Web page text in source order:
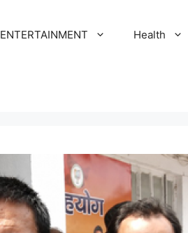
ENTERTAINMENT Health